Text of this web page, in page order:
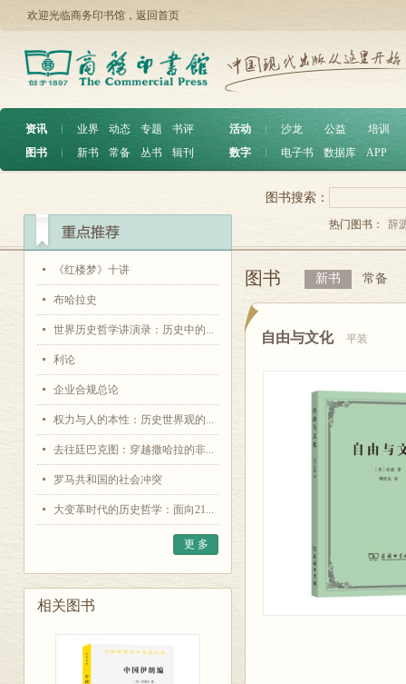
欢迎光临商务印书馆， 返回首页
资讯 ︱ 业界 动态 专题
书评
图书
︱ 新书 常备 丛书 辑刊
活动 沙龙 公益
培训
数字
电子书 数据库 APP
《红楼梦》十讲
布哈拉史
世界历史哲学讲演录：历史中的...
利论
企业合规总论
权力与人的本性：历史世界观的...
去往廷巴克图：穿越撒哈拉的非...
罗马共和国的社会冲突
大变革时代的历史哲学：面向21...
更 多
相关图书
图书搜索：
热门图书： 辞
图书 新书 常备
自由与文化 平装